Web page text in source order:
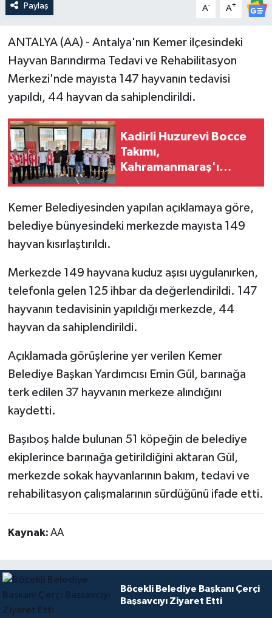
Paylaş A- A+
ANTALYA (AA) - Antalya'nın Kemer ilçesindeki
Hayvan Barındırma Tedavi ve Rehabilitasyon
Merkezi'nde mayısta 147 hayvanın tedavisi
yapıldı, 44 hayvan da sahiplendirildi.
Kadirli Huzurevi Bocce
Takımı,
Kahramanmaraş'ı
Kemer Belediyesinden yapılan açıklamaya göre,
belediye bünyesindeki merkezde mayısta 149
hayvan kısırlaştırıldı.
Merkezde 149 hayvana kuduz aşısı uygulanırken,
telefonla gelen 125 ihbar da değerlendirildi. 147
hayvanın tedavisinin yapıldığı merkezde, 44
hayvan da sahiplendirildi.
Açıklamada görüşlerine yer verilen Kemer
Belediye Başkan Yardımcısı Emin Gül, barınağa
terk edilen 37 hayvanın merkeze alındığını
kaydetti.
Başıboş halde bulunan 51 köpeğin de belediye
ekiplerince barınağa getirildiğini aktaran Gül,
merkezde sokak hayvanlarının bakım, tedavi ve
rehabilitasyon çalışmalarının sürdüğünü ifade etti.
Kaynak: AA
Böcekli Belediye Başkanı Çerçi
Başsavcıyı Ziyaret Etti